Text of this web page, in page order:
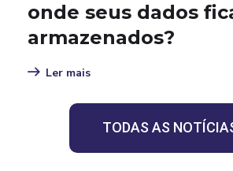
TODAS AS